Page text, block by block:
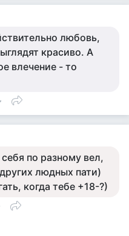
любовь,
красиво. А
влечение - то
по разному вел,
людных пати)
когда тебе +18-?)